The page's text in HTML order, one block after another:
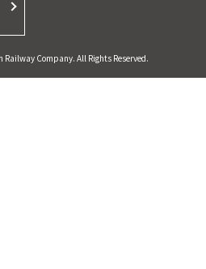
Company. All Rights Reserved.